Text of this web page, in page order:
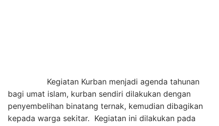
Kegiatan Kurban menjadi agenda tahunan
bagi umat islam, kurban sendiri dilakukan dengan
penyembelihan binatang ternak, kemudian dibagikan
kepada warga sekitar. Kegiatan ini dilakukan pada